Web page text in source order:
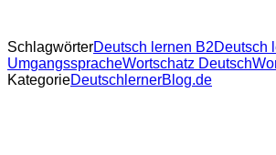
SchlagwörterDeutsch lernen B2Deutsch
UmgangsspracheWortschatz Deutsch
KategorieDeutschlernerBlog.de